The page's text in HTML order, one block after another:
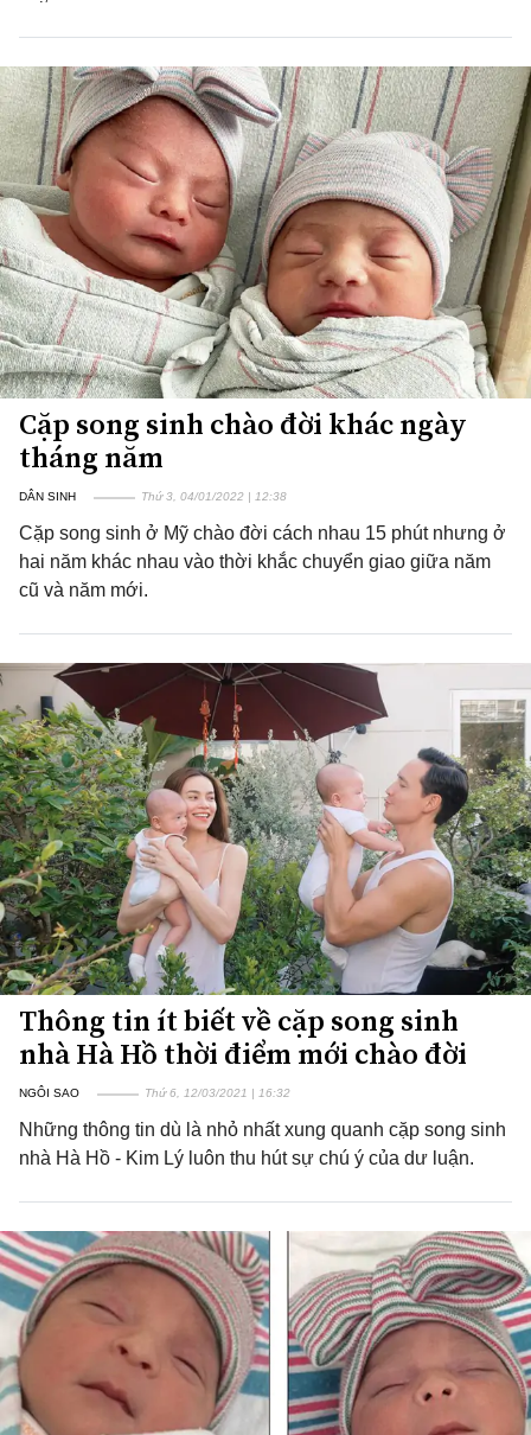
Cặp song sinh chào đời khác ngày
tháng năm
DÂN SINH Thứ 3, 04/01/2022 | 12:38
Cặp song sinh ở Mỹ chào đời cách nhau 15 phút nhưng ở
hai năm khác nhau vào thời khắc chuyển giao giữa năm
cũ và năm mới.
Thông tin ít biết về cặp song sinh
nhà Hà Hồ thời điểm mới chào đời
NGÔI SAO Thứ 6, 12/03/2021 | 16:32
Những thông tin dù là nhỏ nhất xung quanh cặp song sinh
nhà Hà Hồ - Kim Lý luôn thu hút sự chú ý của dư luận.